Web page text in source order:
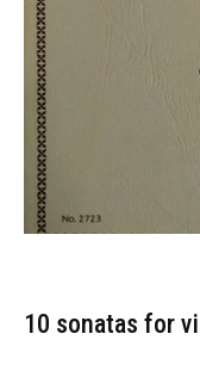
10 sonatas for